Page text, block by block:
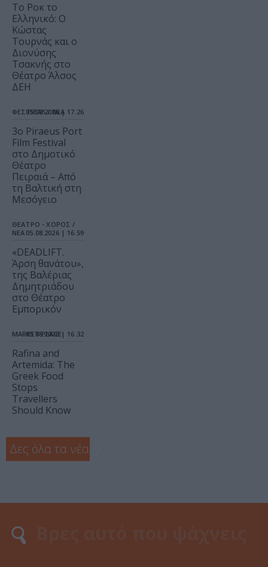
Το Ροκ το
Ελληνικό: Ο
Κώστας
Τουρνάς και ο
Διονύσης
Τσακνής στο
Θέατρο Άλσος
ΔΕΗ
ΦΕΣΤΙΒΑΛ / ΝΕΑ
05.08.2026 | 17.26
3o Piraeus Port
Film Festival
στο Δημοτικό
Θέατρο
Πειραιά – Από
τη Βαλτική στη
Μεσόγειο
ΘΕΑΤΡΟ - ΧΟΡΟΣ /
ΝΕΑ 05.08.2026 | 16.59
«DEADLIFT.
Άρση θανάτου»,
της Βαλέριας
Δημητριάδου
στο Θέατρο
Εμπορικόν
MARKET PLACE
05.08.2026 | 16.32
Rafina and
Artemida: The
Greek Food
Stops
Travellers
Should Know
Δες όλα τα νέα